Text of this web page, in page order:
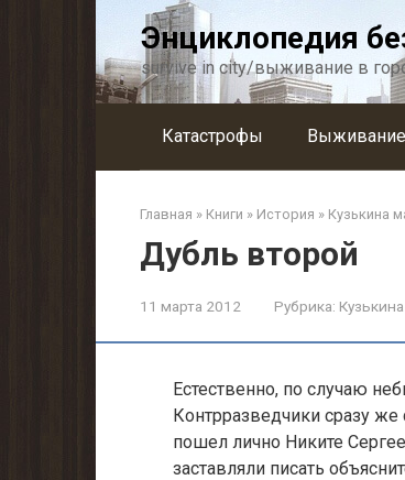
Энциклопедия
survive in city/выживание в
Катастрофы Выживание
Главная » Книги » История » Кузькина
Дубль второй
11 марта 2012 Рубрика:
Естественно, по случаю
Контрразведчики сразу
пошел лично Никите
заставляли писать